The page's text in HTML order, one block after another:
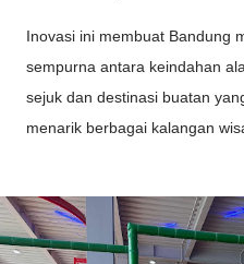
Inovasi ini membuat Bandung
sempurna antara keindahan
sejuk dan destinasi buatan
menarik berbagai kalangan